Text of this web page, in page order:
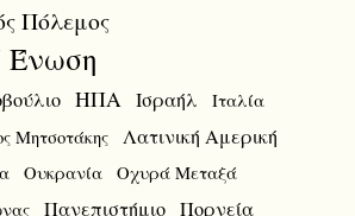
Πόλεμος
Ένωση
ΗΠΑ Ισραήλ
Ιταλία
Μητσοτάκης Λατινική Αμερική
Ουκρανία Οχυρά Μεταξά
Πανεπιστήμιο Πορνεία